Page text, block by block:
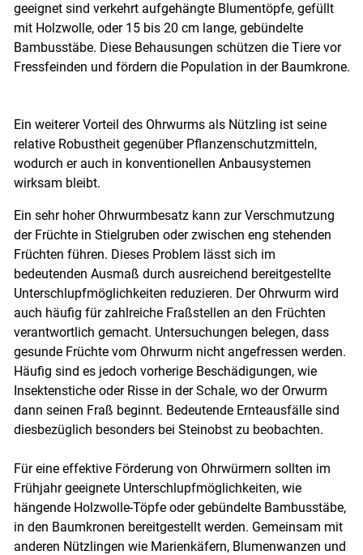
geeignet sind verkehrt aufgehängte Blumentöpfe, gefüllt
mit Holzwolle, oder 15 bis 20 cm lange, gebündelte
Bambusstäbe. Diese Behausungen schützen die Tiere vor
Fressfeinden und fördern die Population in der Baumkrone.
Ein weiterer Vorteil des Ohrwurms als Nützling ist seine
relative Robustheit gegenüber Pflanzenschutzmitteln,
wodurch er auch in konventionellen Anbausystemen
wirksam bleibt.
Ein sehr hoher Ohrwurmbesatz kann zur Verschmutzung
der Früchte in Stielgruben oder zwischen eng stehenden
Früchten führen. Dieses Problem lässt sich im
bedeutenden Ausmaß durch ausreichend bereitgestellte
Unterschlupfmöglichkeiten reduzieren. Der Ohrwurm wird
auch häufig für zahlreiche Fraßstellen an den Früchten
verantwortlich gemacht. Untersuchungen belegen, dass
gesunde Früchte vom Ohrwurm nicht angefressen werden.
Häufig sind es jedoch vorherige Beschädigungen, wie
Insektenstiche oder Risse in der Schale, wo der Orwurm
dann seinen Fraß beginnt. Bedeutende Ernteausfälle sind
diesbezüglich besonders bei Steinobst zu beobachten.
Für eine effektive Förderung von Ohrwürmern sollten im
Frühjahr geeignete Unterschlupfmöglichkeiten, wie
hängende Holzwolle-Töpfe oder gebündelte Bambusstäbe,
in den Baumkronen bereitgestellt werden. Gemeinsam mit
anderen Nützlingen wie Marienkäfern, Blumenwanzen und